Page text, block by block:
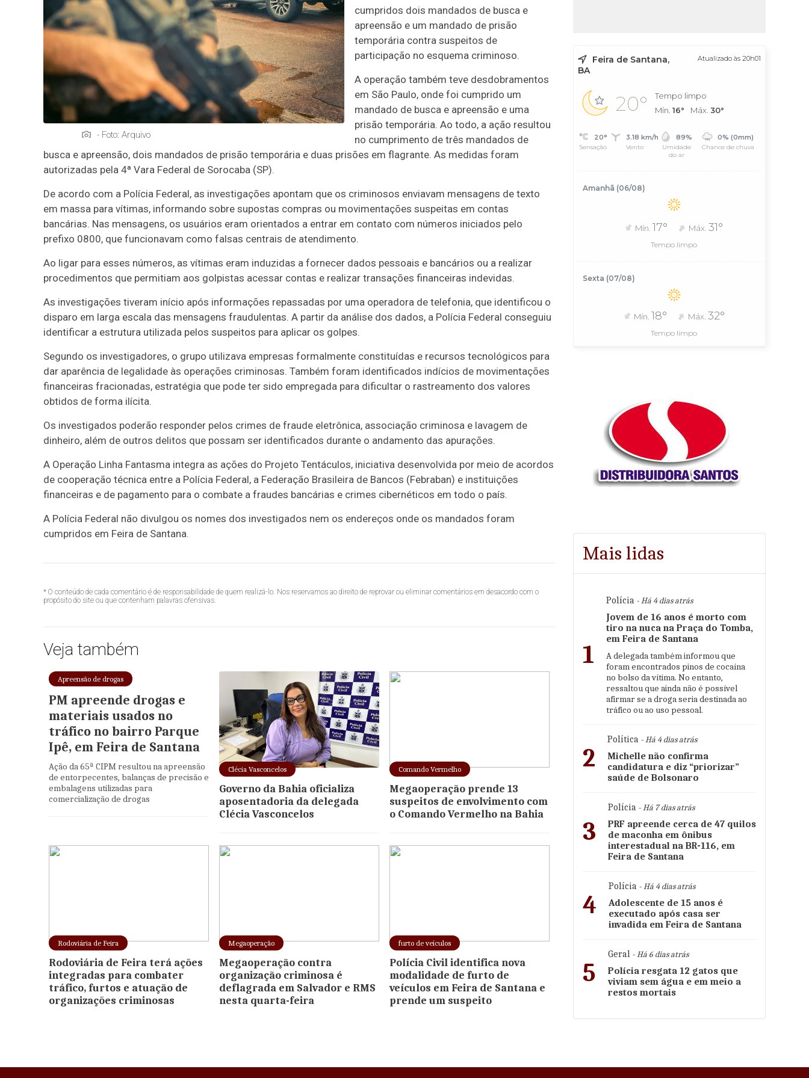
- Foto: Arquivo
cumpridos dois mandados de busca e
apreensão e um mandado de prisão
temporária contra suspeitos de
participação no esquema criminoso.
A operação também teve desdobramentos
em São Paulo, onde foi cumprido um
mandado de busca e apreensão e uma
prisão temporária. Ao todo, a ação resultou
no cumprimento de três mandados de
busca e apreensão, dois mandados de prisão temporária e duas prisões em flagrante. As medidas foram
autorizadas pela 4ª Vara Federal de Sorocaba (SP).
De acordo com a Polícia Federal, as investigações apontam que os criminosos enviavam mensagens de texto
em massa para vítimas, informando sobre supostas compras ou movimentações suspeitas em contas
bancárias. Nas mensagens, os usuários eram orientados a entrar em contato com números iniciados pelo
prefixo 0800, que funcionavam como falsas centrais de atendimento.
Ao ligar para esses números, as vítimas eram induzidas a fornecer dados pessoais e bancários ou a realizar
procedimentos que permitiam aos golpistas acessar contas e realizar transações financeiras indevidas.
As investigações tiveram início após informações repassadas por uma operadora de telefonia, que identificou o
disparo em larga escala das mensagens fraudulentas. A partir da análise dos dados, a Polícia Federal conseguiu
identificar a estrutura utilizada pelos suspeitos para aplicar os golpes.
Segundo os investigadores, o grupo utilizava empresas formalmente constituídas e recursos tecnológicos para
dar aparência de legalidade às operações criminosas. Também foram identificados indícios de movimentações
financeiras fracionadas, estratégia que pode ter sido empregada para dificultar o rastreamento dos valores
obtidos de forma ilícita.
Os investigados poderão responder pelos crimes de fraude eletrônica, associação criminosa e lavagem de
dinheiro, além de outros delitos que possam ser identificados durante o andamento das apurações.
A Operação Linha Fantasma integra as ações do Projeto Tentáculos, iniciativa desenvolvida por meio de acordos
de cooperação técnica entre a Polícia Federal, a Federação Brasileira de Bancos (Febraban) e instituições
financeiras e de pagamento para o combate a fraudes bancárias e crimes cibernéticos em todo o país.
A Polícia Federal não divulgou os nomes dos investigados nem os endereços onde os mandados foram
cumpridos em Feira de Santana.
* O conteúdo de cada comentário é de responsabilidade de quem realizá-lo. Nos reservamos ao direito de reprovar ou eliminar comentários em desacordo com o
propósito do site ou que contenham palavras ofensivas.
Veja também
Apreensão de drogas
PM apreende drogas e
materiais usados no
tráfico no bairro Parque
Ipê, em Feira de Santana
Ação da 65ª CIPM resultou na apreensão
de entorpecentes, balanças de precisão e
embalagens utilizadas para
comercialização de drogas
Clécia Vasconcelos
Governo da Bahia oficializa
aposentadoria da delegada
Clécia Vasconcelos
Comando Vermelho
Megaoperação prende 13
suspeitos de envolvimento com
o Comando Vermelho na Bahia
Rodoviária de Feira
Rodoviária de Feira terá ações
integradas para combater
tráfico, furtos e atuação de
organizações criminosas
Megaoperação
Megaoperação contra
organização criminosa é
deflagrada em Salvador e RMS
nesta quarta-feira
furto de veículos
Polícia Civil identifica nova
modalidade de furto de
veículos em Feira de Santana e
prende um suspeito
Feira de Santana,
BA
Atualizado às 20h01
20°
Tempo limpo
Mín. 16° Máx. 30°
20°
Sensação
3.18 km/h
Vento
89%
Umidade
do ar
0% (0mm)
Chance de chuva
Amanhã (06/08)
Mín. 17° Máx.31°
Tempo limpo
Sexta (07/08)
Mín. 18° Máx. 32°
Tempo limpo
Mais lidas
1
Polícia - Há 4 dias atrás
Jovem de 16 anos é morto com
tiro na nuca na Praça do Tomba,
em Feira de Santana
A delegada também informou que
foram encontrados pinos de cocaína
no bolso da vítima. No entanto,
ressaltou que ainda não é possível
afirmar se a droga seria destinada ao
tráfico ou ao uso pessoal.
2
Política - Há 4 dias atrás
Michelle não confirma
candidatura e diz “priorizar”
saúde de Bolsonaro
3
Polícia - Há 7 dias atrás
PRF apreende cerca de 47 quilos
de maconha em ônibus
interestadual na BR-116, em
Feira de Santana
4
Polícia - Há 4 dias atrás
Adolescente de 15 anos é
executado após casa ser
invadida em Feira de Santana
5
Geral - Há 6 dias atrás
Polícia resgata 12 gatos que
viviam sem água e em meio a
restos mortais